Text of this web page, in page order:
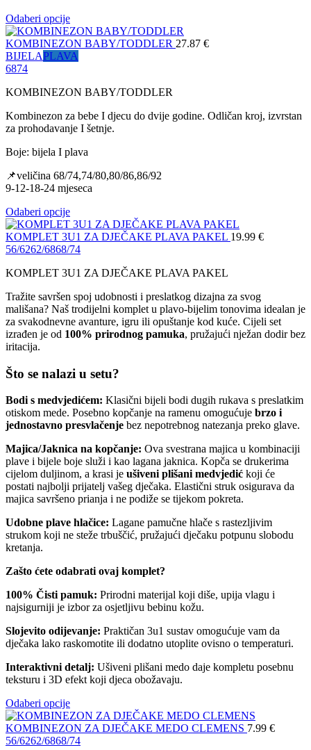
Odaberi opcije
KOMBINEZON BABY/TODDLER 27.87 €
BIJELAPLAVA
6874
KOMBINEZON BABY/TODDLER
Kombinezon za bebe I djecu do dvije godine. Odličan kroj, izvrstan
za prohodavanje I šetnje.
Boje: bijela I plava
📌veličina 68/74,74/80,80/86,86/92
9-12-18-24 mjeseca
Odaberi opcije
KOMPLET 3U1 ZA DJEČAKE PLAVA PAKEL 19.99 €
56/6262/6868/74
KOMPLET 3U1 ZA DJEČAKE PLAVA PAKEL
Tražite savršen spoj udobnosti i preslatkog dizajna za svog
mališana? Naš trodijelni komplet u plavo-bijelim tonovima idealan je
za svakodnevne avanture, igru ili opuštanje kod kuće. Cijeli set
izrađen je od 100% prirodnog pamuka, pružajući nježan dodir bez
iritacija.
Što se nalazi u setu?
Bodi s medvjedićem: Klasični bijeli bodi dugih rukava s preslatkim
otiskom mede. Posebno kopčanje na ramenu omogućuje brzo i
jednostavno presvlačenje bez nepotrebnog natezanja preko glave.
Majica/Jaknica na kopčanje: Ova svestrana majica u kombinaciji
plave i bijele boje služi i kao lagana jaknica. Kopča se drukerima
cijelom duljinom, a krasi je ušiveni plišani medvjedić koji će
postati najbolji prijatelj vašeg dječaka. Elastični struk osigurava da
majica savršeno prianja i ne podiže se tijekom pokreta.
Udobne plave hlačice: Lagane pamučne hlače s rastezljivim
strukom koji ne steže trbuščić, pružajući dječaku potpunu slobodu
kretanja.
Zašto ćete odabrati ovaj komplet?
100% Čisti pamuk: Prirodni materijal koji diše, upija vlagu i
najsigurniji je izbor za osjetljivu bebinu kožu.
Slojevito odijevanje: Praktičan 3u1 sustav omogućuje vam da
dječaka lako raskomotite ili dodatno utoplite ovisno o temperaturi.
Interaktivni detalj: Ušiveni plišani medo daje kompletu posebnu
teksturu i 3D efekt koji djeca obožavaju.
Odaberi opcije
KOMBINEZON ZA DJEČAKE MEDO CLEMENS 7.99 €
56/6262/6868/74